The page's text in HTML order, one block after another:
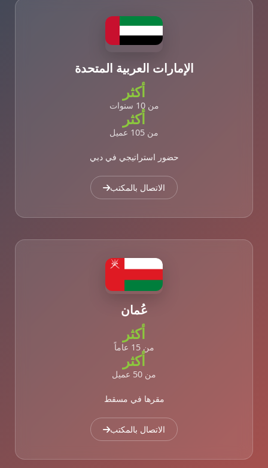
الإمارات العربية المتحدة
أكثر
من 10 سنوات
أكثر
من 105 عميل
حضور استراتيجي في دبي
الاتصال بالمكتب
عُمان
أكثر
من 15 عاماً
أكثر
من 50 عميل
مقرها في مسقط
الاتصال بالمكتب